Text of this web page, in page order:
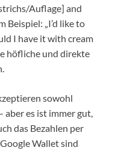
Auflage] and
Beispiel: „I’d like to
I have it with cream
höfliche und direkte
sowohl
aber es ist immer gut,
das Bezahlen per
Wallet sind